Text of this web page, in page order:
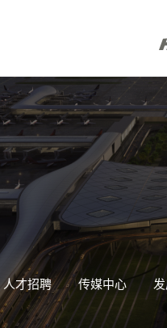
人才招聘 传媒中心